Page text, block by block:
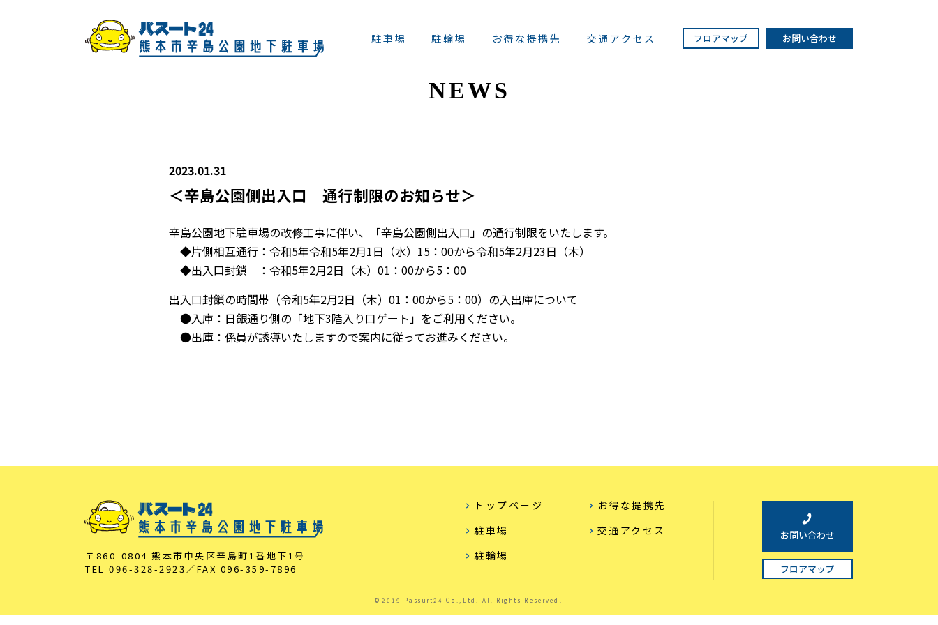
駐車場 駐輪場 お得な提携先 交通アクセス フロアマップ お問い合わせ
NEWS
2023.01.31
＜辛島公園側出入口 通行制限のお知らせ＞
辛島公園地下駐車場の改修工事に伴い、「辛島公園側出入口」の通行制限をいたします。
◆片側相互通行：令和5年令和5年2月1日（水）15：00から令和5年2月23日（木）
◆出入口封鎖 ：令和5年2月2日（木）01：00から5：00
出入口封鎖の時間帯（令和5年2月2日（木）01：00から5：00）の入出庫について
●入庫：日銀通り側の「地下3階入り口ゲート」をご利用ください。
●出庫：係員が誘導いたしますので案内に従ってお進みください。
〒860-0804 熊本市中央区辛島町1番地下1号
TEL 096-328-2923／FAX 096-359-7896
トップページ
お得な提携先
駐車場
交通アクセス
駐輪場
お問い合わせ
フロアマップ
©2019 Passurt24 Co.,Ltd. All Rights Reserved.